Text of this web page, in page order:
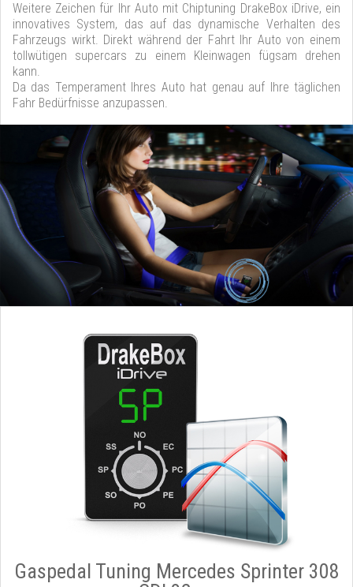
Weitere Zeichen für Ihr Auto mit Chiptuning DrakeBox iDrive, ein
innovatives System, das auf das dynamische Verhalten des
Fahrzeugs wirkt. Direkt während der Fahrt Ihr Auto von einem
tollwütigen supercars zu einem Kleinwagen fügsam drehen
kann.
Da das Temperament Ihres Auto hat genau auf Ihre täglichen
Fahr Bedürfnisse anzupassen.
Gaspedal Tuning Mercedes Sprinter 308